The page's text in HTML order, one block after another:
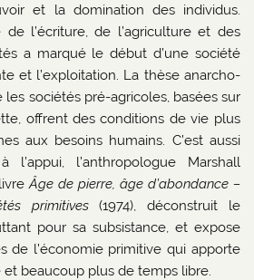
et la domination des individus.
de l’écriture, de l’agriculture et des
a marqué le début d’une société
et l’exploitation. La thèse anarcho-
les sociétés pré-agricoles, basées sur
offrent des conditions de vie plus
aux besoins humains. C’est aussi
l’appui, l’anthropologue Marshall
Âge de pierre, âge d’abondance –
primitives(1974), déconstruit le
pour sa subsistance, et expose
de l’économie primitive qui apporte
et beaucoup plus de temps libre.